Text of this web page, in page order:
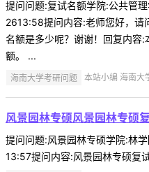
提问问题:复试名额学院:公共管
2613:58提问内容:老师您好，请
名额是多少呢？谢谢！回复内容
额。 ...
海南大学考研问题 本站小编 海南
风景园林专硕风景园林专硕
提问问题:风景园林专硕学院:林
13:57提问内容:风景园林专硕复